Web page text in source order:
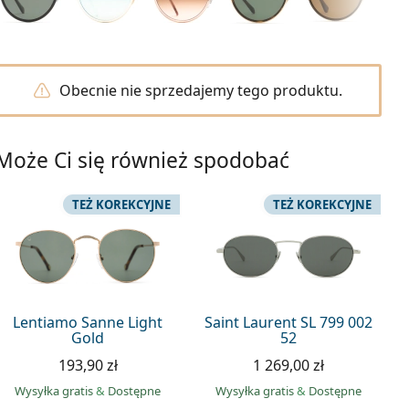
Obecnie nie sprzedajemy tego produktu.
Ci się również spodobać
Lentiamo Sanne Light
Gold
TEŻ KOREKCYJNE
193,90 zł
Wysyłka gratis& Dostępne
Saint Laurent SL 799 002
52
TEŻ KOREKCYJNE
1 269,00 zł
Wysyłka gratis& Dostępne